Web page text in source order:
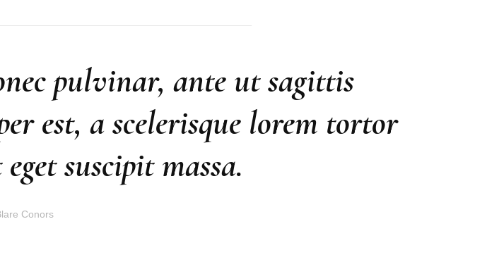
pulvinar, ante ut sagittis
est, a scelerisque lorem tortor
suscipit massa.
Conors